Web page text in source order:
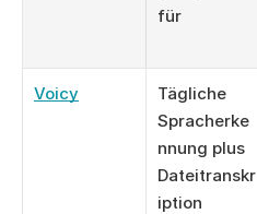
für
Voicy
Tägliche
Spracherke
nnung plus
Dateitranskr
iption